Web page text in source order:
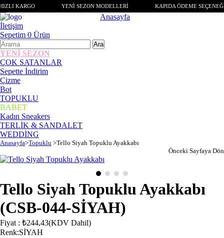
KARGO YENİ SEZON MODELLERİ KAPIDA ÖDEME
Anasayfa
İletişim
Sepetim 0 Ürün
YENİ SEZON
ÇOK SATANLAR
Sepette İndirim
Çizme
Bot
TOPUKLU
BABET
Kadın Sneakers
TERLİK & SANDALET
WEDDİNG
Anasayfa>Topuklu >Tello Siyah Topuklu Ayakkabı
Önceki Sayfaya Dön
Tello Siyah Topuklu Ayakkabı
(CSB-044-SİYAH)
Fiyat : ₺244,43(KDV Dahil)
Renk:SİYAH